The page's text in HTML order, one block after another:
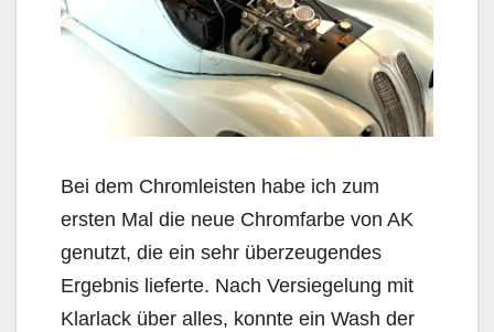
Bei dem Chromleisten habe ich zum
ersten Mal die neue Chromfarbe von AK
genutzt, die ein sehr überzeugendes
Ergebnis lieferte. Nach Versiegelung mit
Klarlack über alles, konnte ein Wash der